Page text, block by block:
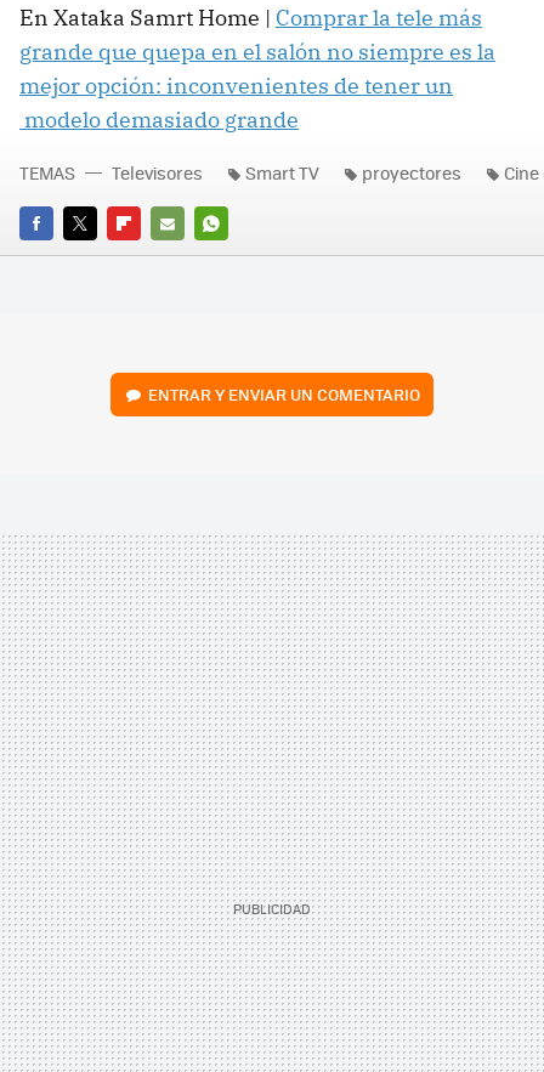
En Xataka Samrt Home | Comprar la tele más
grande que quepa en el salón no siempre es la
mejor opción: inconvenientes de tener un
modelo demasiado grande
FACEBOOK
TWITTERFLIPBOARD
E-
WHATSAPP
TEMAS Televisores Smart TV proyectores
ENTRAR Y ENVIAR UN COMENTARIO